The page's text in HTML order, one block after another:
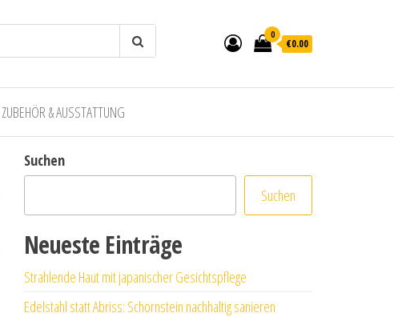
0
€0.00
ZUBEHÖR & AUSSTATTUNG
Suchen
Suchen
Neueste Einträge
Strahlende Haut mit japanischer Gesichtspflege
Edelstahl statt Abriss: Schornstein nachhaltig sanieren